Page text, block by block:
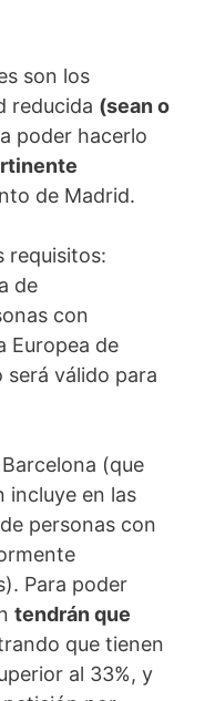
son los
reducida (sean o
poder hacerlo
de Madrid.
requisitos:
de
con
Europea de
será válido para
(que
incluye en las
personas con
Para poder
tendrán que
que tienen
al 33%, y